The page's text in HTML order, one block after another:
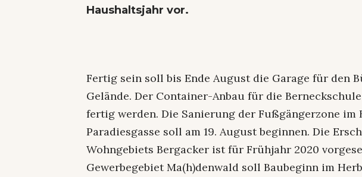
Haushaltsjahr vor.
Fertig sein soll bis Ende August die Garage für den
Gelände. Der Container-Anbau für die
fertig werden. Die Sanierung der Fußgängerzone
Paradiesgasse soll am 19. August beginnen. Die
Wohngebiets Bergacker ist für Frühjahr 2020
Gewerbegebiet Ma(h)denwald soll Baubeginn im